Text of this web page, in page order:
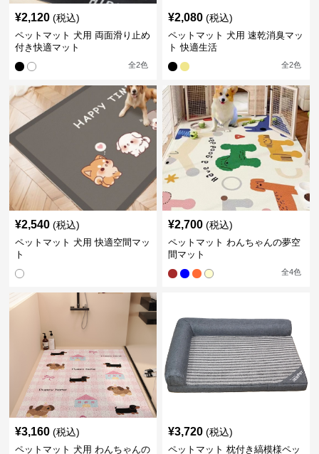
¥2,120 (税込)
ペットマット 犬用 両面滑り止め
付き快適マット
全2色
¥2,080 (税込)
ペットマット 犬用 速乾消臭マッ
ト 快適生活
全2色
¥2,540 (税込)
ペットマット 犬用 快適空間マッ
ト
¥2,700 (税込)
ペットマット わんちゃんの夢空
間マット
全4色
¥3,160 (税込)
ペットマット 犬用 わんちゃんの
¥3,720 (税込)
ペットマット 枕付き縞模様ペッ